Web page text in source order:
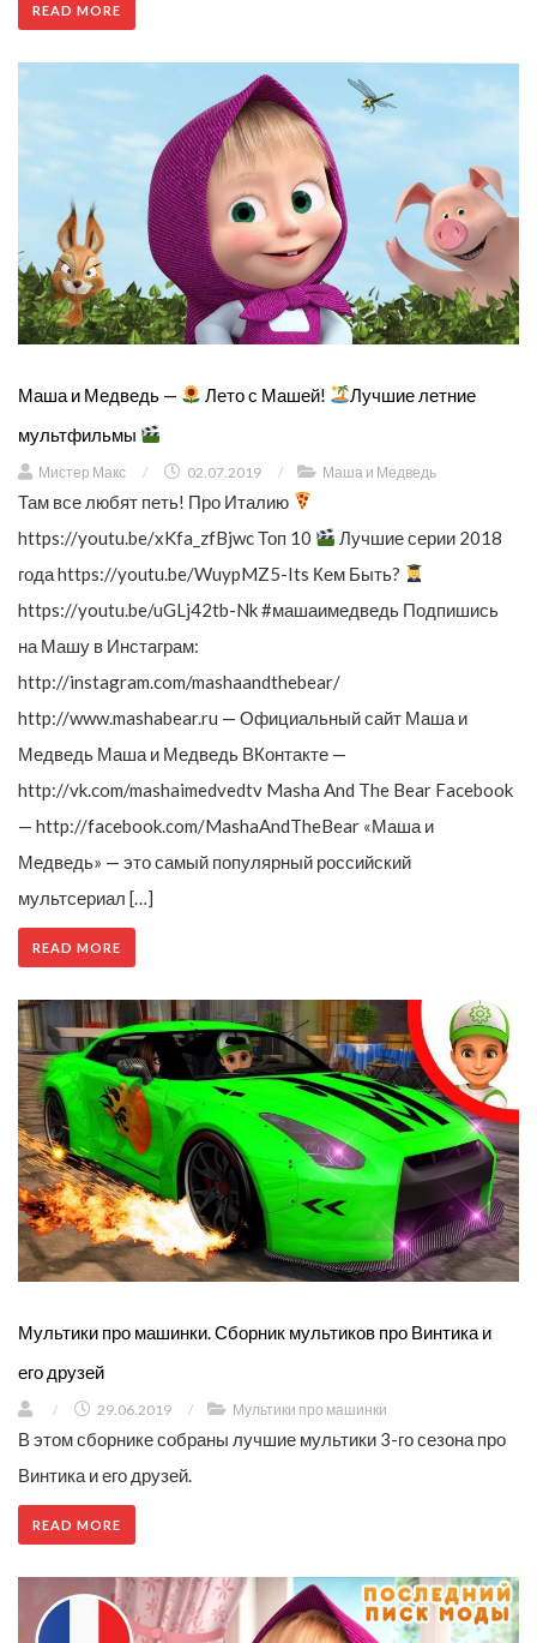
READ MORE
Маша и Медведь — Лето с Машей!
Лучшие летние
мультфильмы
Мистер Макс / 02.07.2019 / Маша и Медведь
Там все любят петь! Про Италию
https://youtu.be/xKfa_zfBjwc Топ 10
Лучшие серии 2018
года https://youtu.be/WuypMZ5-Its Кем Быть?
https://youtu.be/uGLj42tb-Nk #машаимедведь Подпишись
на Машу в Инстаграм:
http://instagram.com/mashaandthebear/
http://www.mashabear.ru — Официальный сайт Маша и
Медведь Маша и Медведь ВКонтакте —
http://vk.com/mashaimedvedtv Masha And The Bear Facebook
— http://facebook.com/MashaAndTheBear «Маша и
Медведь» — это самый популярный российский
мультсериал […]
READ MORE
Мультики про машинки. Сборник мультиков про Винтика и
его друзей
/ 29.06.2019 / Мультики про машинки
В этом сборнике собраны лучшие мультики 3-го сезона про
Винтика и его друзей.
READ MORE